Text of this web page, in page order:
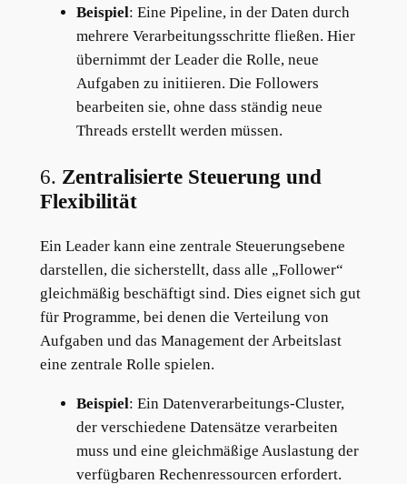
Beispiel: Eine Pipeline, in der Daten durch
mehrere Verarbeitungsschritte fließen. Hier
übernimmt der Leader die Rolle, neue
Aufgaben zu initiieren. Die Followers
bearbeiten sie, ohne dass ständig neue
Threads erstellt werden müssen.
6. Zentralisierte Steuerung und
Flexibilität
Ein Leader kann eine zentrale Steuerungsebene
darstellen, die sicherstellt, dass alle „Follower“
gleichmäßig beschäftigt sind. Dies eignet sich gut
für Programme, bei denen die Verteilung von
Aufgaben und das Management der Arbeitslast
eine zentrale Rolle spielen.
Beispiel: Ein Datenverarbeitungs-Cluster,
der verschiedene Datensätze verarbeiten
muss und eine gleichmäßige Auslastung der
verfügbaren Rechenressourcen erfordert.